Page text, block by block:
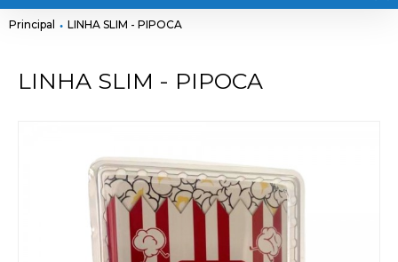
Principal LINHA SLIM - PIPOCA
LINHA SLIM - PIPOCA